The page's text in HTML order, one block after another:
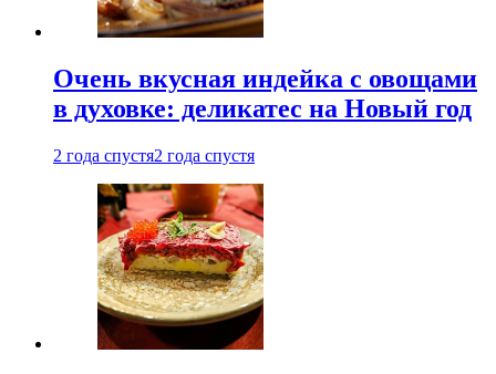
Очень вкусная индейка с овощами
в духовке: деликатес на Новый год
2 года спустя2 года спустя